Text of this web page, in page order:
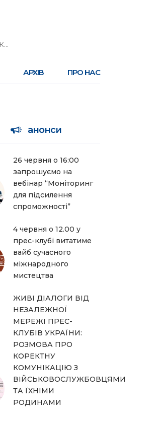
АРХІВ ПРО НАС
анонси
26 червня о 16:00
запрошуємо на
вебінар “Моніторинг
для підсилення
спроможності”
4 червня о 12.00 у
прес-клубі витатиме
вайб сучасного
міжнародного
мистецтва
ЖИВІ ДІАЛОГИ ВІД
НЕЗАЛЕЖНОЇ
МЕРЕЖІ ПРЕС-
КЛУБІВ УКРАЇНИ:
РОЗМОВА ПРО
КОРЕКТНУ
КОМУНІКАЦІЮ З
ВІЙСЬКОВОСЛУЖБОВЦЯМИ
ТА ЇХНІМИ
РОДИНАМИ